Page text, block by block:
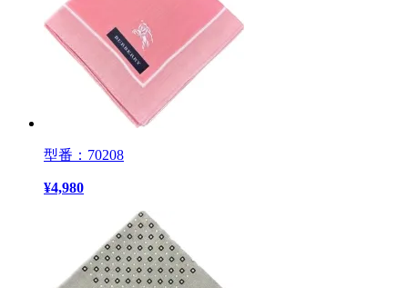
型番：70208
¥4,980